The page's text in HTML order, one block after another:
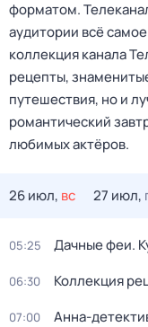
форматом.
аудитории всё
коллекция канала
рецепты,
путешествия, но и
романтический
любимых актёров.
26 июл, вс 27 июл,
05:25 Дачные феи.
06:30 Коллекция
07:00 Анна-